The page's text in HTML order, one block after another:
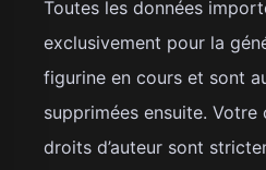
Toutes les données
exclusivement pour la
figurine en cours et sont
supprimées ensuite.
droits d’auteur sont